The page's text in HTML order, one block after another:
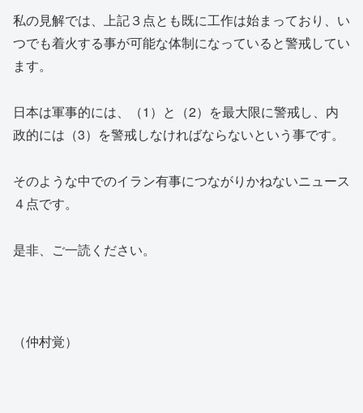
私の見解では、上記３点とも既に工作は始まっており、い
つでも着火する事が可能な体制になっていると警戒してい
ます。
日本は軍事的には、（1）と（2）を最大限に警戒し、内
政的には（3）を警戒しなければならないという事です。
そのような中でのイラン有事につながりかねないニュース
４点です。
是非、ご一読ください。
（仲村覚）